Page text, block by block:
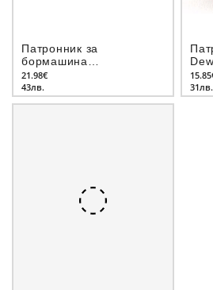
Патронник за
бормашина
бързозатягащ, метален,
с присъединителни
отвори на резба Rohm
21.98€
43лв.
31лв.